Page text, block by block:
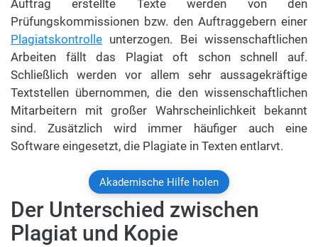
Auftrag erstellte Texte werden von den
Prüfungskommissionen bzw. den Auftraggebern einer
Plagiatskontrolle unterzogen. Bei wissenschaftlichen
Arbeiten fällt das Plagiat oft schon schnell auf.
Schließlich werden vor allem sehr aussagekräftige
Textstellen übernommen, die den wissenschaftlichen
Mitarbeitern mit großer Wahrscheinlichkeit bekannt
sind. Zusätzlich wird immer häufiger auch eine
Software eingesetzt, die Plagiate in Texten entlarvt.
Akademische Hilfe holen
Der Unterschied zwischen
Plagiat und Kopie